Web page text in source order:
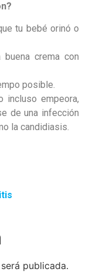
tu bebé orinó o
crema con
posible.
empeora,
de una infección
la candidiasis.
publicada.